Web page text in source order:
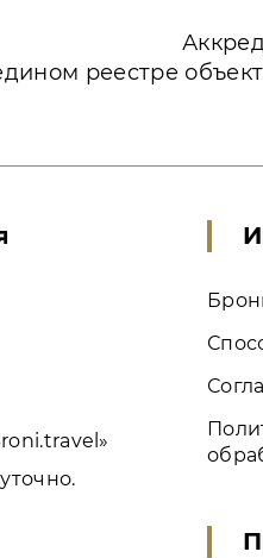
реестре